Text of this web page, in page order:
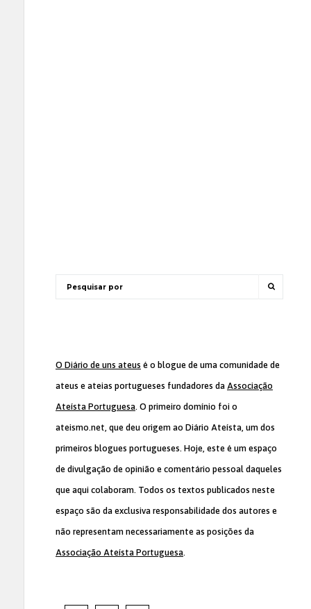
O Diário de uns ateus é o blogue de uma comunidade de
ateus e ateias portugueses fundadores da Associação
Ateísta Portuguesa. O primeiro domínio foi o
ateismo.net, que deu origem ao Diário Ateísta, um dos
primeiros blogues portugueses. Hoje, este é um espaço
de divulgação de opinião e comentário pessoal daqueles
que aqui colaboram. Todos os textos publicados neste
espaço são da exclusiva responsabilidade dos autores e
não representam necessariamente as posições da
Associação Ateísta Portuguesa.